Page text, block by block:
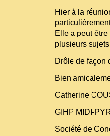
Hier à la
Elle a peut-
plusieurs
Drôle de façon
Bien
Catherine
GIHP MIDI-
Société de